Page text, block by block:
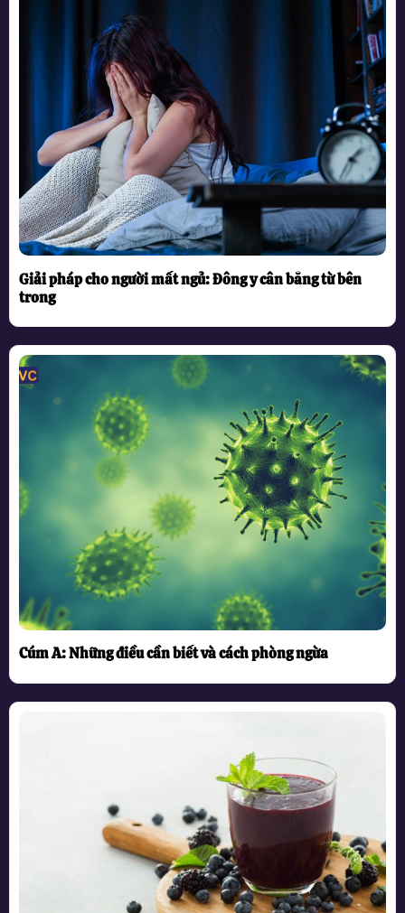
Giải pháp cho người mất ngủ: Đông y cân bằng từ bên
trong
Cúm A: Những điều cần biết và cách phòng ngừa